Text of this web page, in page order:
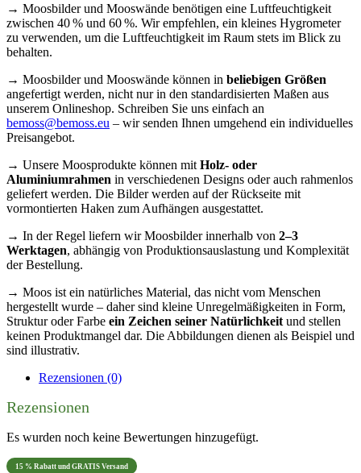
→ Moosbilder und Mooswände benötigen eine Luftfeuchtigkeit
zwischen 40 % und 60 %. Wir empfehlen, ein kleines Hygrometer
zu verwenden, um die Luftfeuchtigkeit im Raum stets im Blick zu
behalten.
→ Moosbilder und Mooswände können in beliebigen Größen
angefertigt werden, nicht nur in den standardisierten Maßen aus
unserem Onlineshop. Schreiben Sie uns einfach an
bemoss@bemoss.eu – wir senden Ihnen umgehend ein individuelles
Preisangebot.
→ Unsere Moosprodukte können mit Holz- oder
Aluminiumrahmen in verschiedenen Designs oder auch rahmenlos
geliefert werden. Die Bilder werden auf der Rückseite mit
vormontierten Haken zum Aufhängen ausgestattet.
→ In der Regel liefern wir Moosbilder innerhalb von 2–3
Werktagen, abhängig von Produktionsauslastung und Komplexität
der Bestellung.
→ Moos ist ein natürliches Material, das nicht vom Menschen
hergestellt wurde – daher sind kleine Unregelmäßigkeiten in Form,
Struktur oder Farbe ein Zeichen seiner Natürlichkeit und stellen
keinen Produktmangel dar. Die Abbildungen dienen als Beispiel und
sind illustrativ.
Rezensionen (0)
Rezensionen
Es wurden noch keine Bewertungen hinzugefügt.
15 % Rabatt und GRATIS Versand